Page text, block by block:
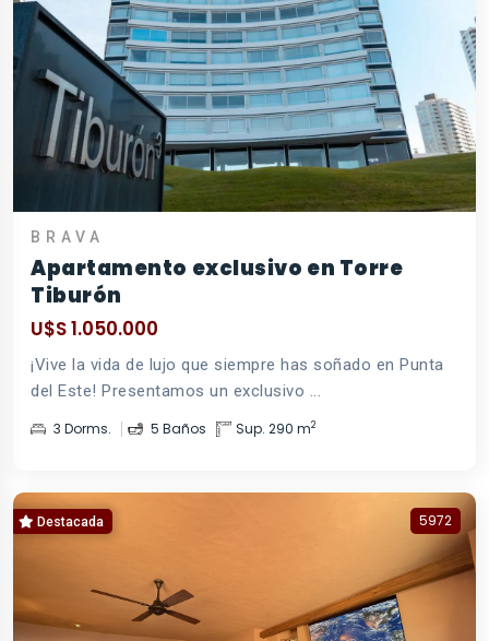
BRAVA
Apartamento exclusivo en Torre
Tiburón
U$S 1.050.000
¡Vive la vida de lujo que siempre has soñado en Punta
del Este! Presentamos un exclusivo ...
3 Dorms. 5 Baños Sup. 290 m2
Destacada 5972